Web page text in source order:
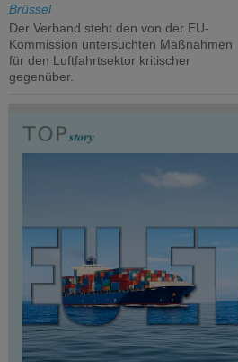
Brüssel
Der Verband steht den von der EU-
Kommission untersuchten Maßnahmen
für den Luftfahrtsektor kritischer
gegenüber.